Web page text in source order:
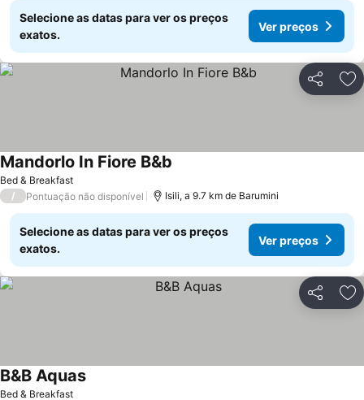
Selecione as datas para ver os preços
exatos.
Ver preços
Partilhar
Bed & Breakfast
Mandorlo In Fiore B&b
/ Pontuação não disponível Isili, a 9.7 km de Barumini
Selecione as datas para ver os preços
exatos.
Ver preços
Partilhar
Bed & Breakfast
B&B Aquas